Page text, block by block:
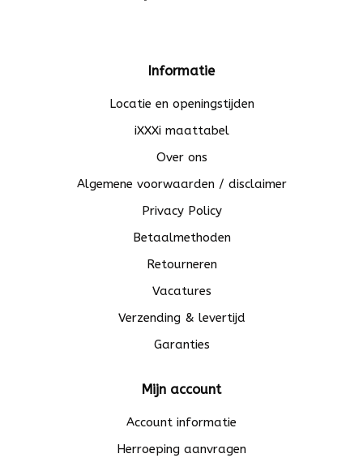
Informatie
Locatie en openingstijden
iXXXi maattabel
Over ons
Algemene voorwaarden / disclaimer
Privacy Policy
Betaalmethoden
Retourneren
Vacatures
Verzending & levertijd
Garanties
Mijn account
Account informatie
Herroeping aanvragen